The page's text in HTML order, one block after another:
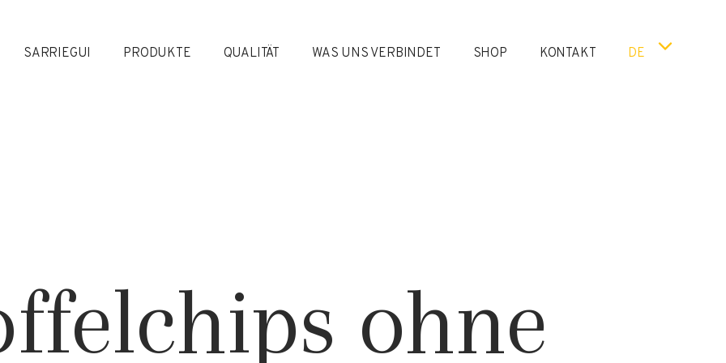
SARRIEGUI PRODUKTE QUALITÄT WAS UNS VERBINDET SHOP KONTAKT DE
ohne